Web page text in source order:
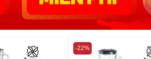
-22%